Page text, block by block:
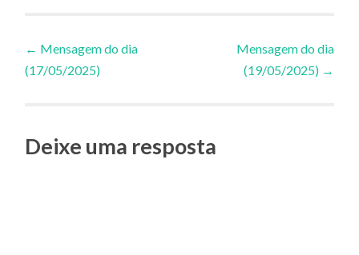
Navegação
de
Posts
← Mensagem do dia
(17/05/2025)
Mensagem do dia
(19/05/2025) →
Deixe uma resposta